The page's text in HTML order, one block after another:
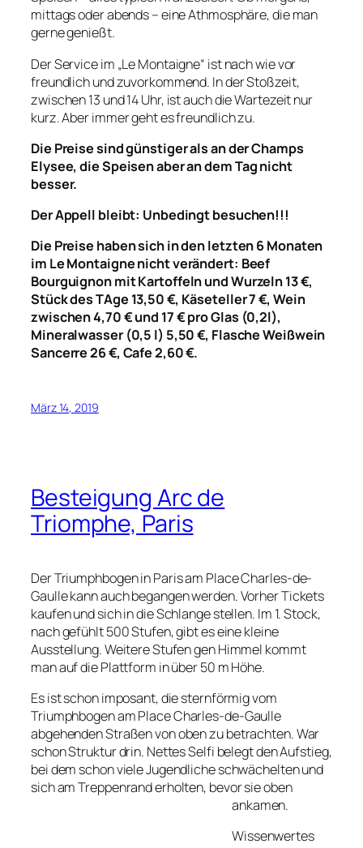
mittags oder abends – eine Athmosphäre, die man
gerne genießt.
Der Service im „Le Montaigne“ ist nach wie vor
freundlich und zuvorkommend. In der Stoßzeit,
zwischen 13 und 14 Uhr, ist auch die Wartezeit nur
kurz. Aber immer geht es freundlich zu.
Die Preise sind günstiger als an der Champs
Elysee, die Speisen aber an dem Tag nicht
besser.
Der Appell bleibt: Unbedingt besuchen!!!
Die Preise haben sich in den letzten 6 Monaten
im Le Montaigne nicht verändert: Beef
Bourguignon mit Kartoffeln und Wurzeln 13 €,
Stück des TAge 13,50 €, Käseteller 7 €, Wein
zwischen 4,70 € und 17 € pro Glas (0,2l),
Mineralwasser (0,5 l) 5,50 €, Flasche Weißwein
Sancerre 26 €, Cafe 2,60 €.
März 14, 2019
Besteigung Arc de
Triomphe, Paris
Der Triumphbogen in Paris am Place Charles-de-
Gaulle kann auch begangen werden. Vorher Tickets
kaufen und sich in die Schlange stellen. Im 1. Stock,
nach gefühlt 500 Stufen, gibt es eine kleine
Ausstellung. Weitere Stufen gen Himmel kommt
man auf die Plattform in über 50 m Höhe.
Es ist schon imposant, die sternförmig vom
Triumphbogen am Place Charles-de-Gaulle
abgehenden Straßen von oben zu betrachten. War
schon Struktur drin. Nettes Selfi belegt den Aufstieg,
bei dem schon viele Jugendliche schwächelten und
sich am Treppenrand erholten, bevor sie oben
ankamen.
Wissenwertes